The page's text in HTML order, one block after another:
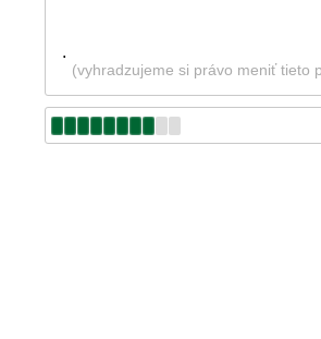
.
(vyhradzujeme si právo meniť tieto